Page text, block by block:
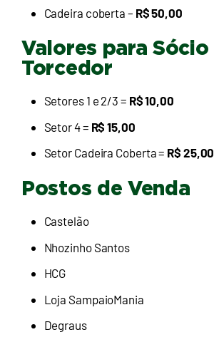
Cadeira coberta – R$ 50,00
Valores para Sócio
Torcedor
Setores 1 e 2/3 = R$ 10,00
Setor 4 = R$ 15,00
Setor Cadeira Coberta = R$ 25,00
Postos de Venda
Castelão
Nhozinho Santos
HCG
Loja SampaioMania
Degraus